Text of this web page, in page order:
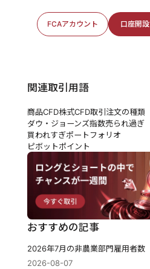
FCAアカウント 口座開設
関連取引用語
商品CFD株式CFD取引注文の種類
ダウ・ジョーンズ指数売られ過ぎ
買われすぎポートフォリオ
ピボットポイント
おすすめの記事
2026-08-07